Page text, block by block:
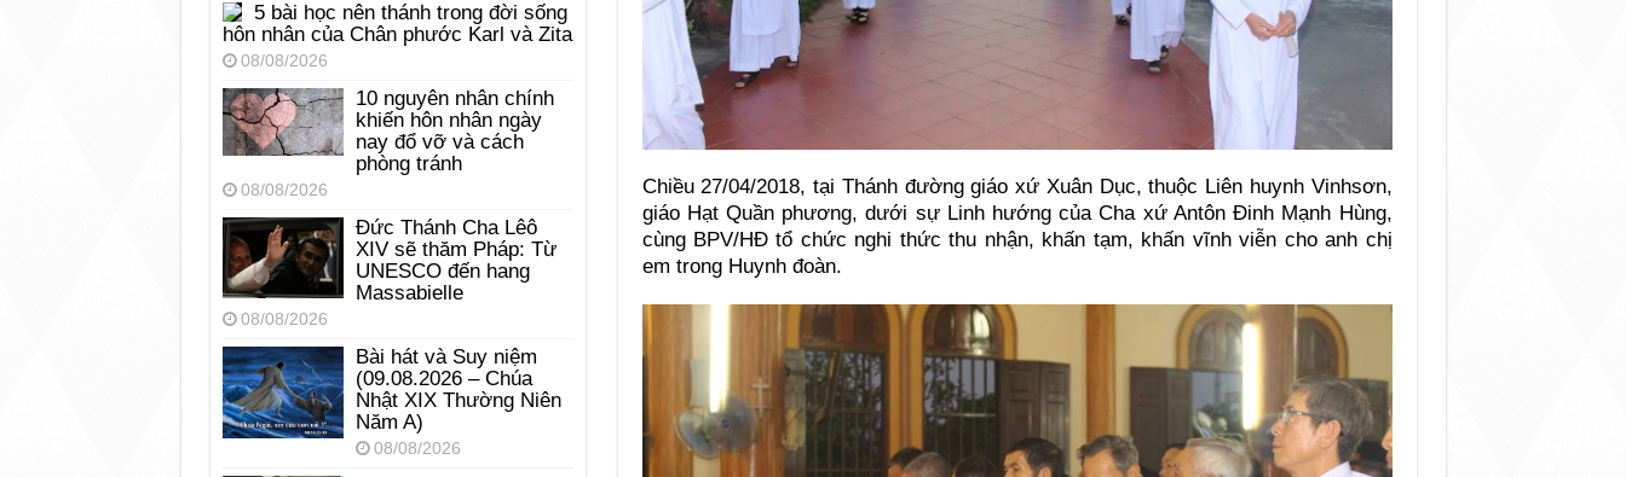
Chiều 27/04/2018, tại Thánh đường giáo xứ Xuân Dục, thuộc Liên huynh Vinhsơn,
giáo Hạt Quần phương, dưới sự Linh hướng của Cha xứ Antôn Đinh Mạnh Hùng,
cùng BPV/HĐ tổ chức nghi thức thu nhận, khấn tạm, khấn vĩnh viễn cho anh chị
em trong Huynh đoàn.
5 bài học nên thánh trong đời sống
hôn nhân của Chân phước Karl và Zita
08/08/2026
10 nguyên nhân chính
khiến hôn nhân ngày
nay đổ vỡ và cách
phòng tránh
08/08/2026
Đức Thánh Cha Lêô
XIV sẽ thăm Pháp: Từ
UNESCO đến hang
Massabielle
08/08/2026
Bài hát và Suy niệm
(09.08.2026 – Chúa
Nhật XIX Thường Niên
Năm A)
08/08/2026